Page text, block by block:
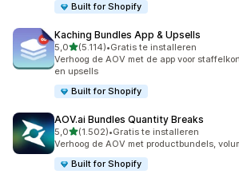
Built for Shopify
Kaching Bundles App & Upsells
5,0van 5 sterren
(5.114)
5114 recensies in totaal
•Gratis te installeren
Verhoog de AOV met de app voor
en upsells
Built for Shopify
AOV.ai Bundles Quantity Breaks
5,0van 5 sterren
(1.502)
1502 recensies in totaal
•Gratis te installeren
Verhoog de AOV met productbundels,
Built for Shopify